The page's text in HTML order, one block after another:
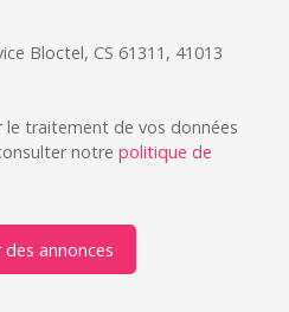
Bloctel, CS 61311, 41013
le traitement de vos données
notre politique de
des annonces